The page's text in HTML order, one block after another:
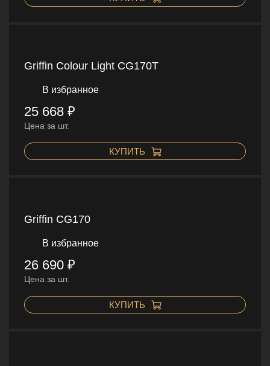
Griffin Colour Light CG170T
В избранное
25 668 ₽
Цена за шт.
КУПИТЬ
Griffin CG170
В избранное
26 690 ₽
Цена за шт.
КУПИТЬ